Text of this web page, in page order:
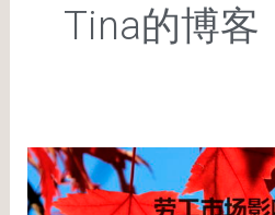
Tina的博客
如
果